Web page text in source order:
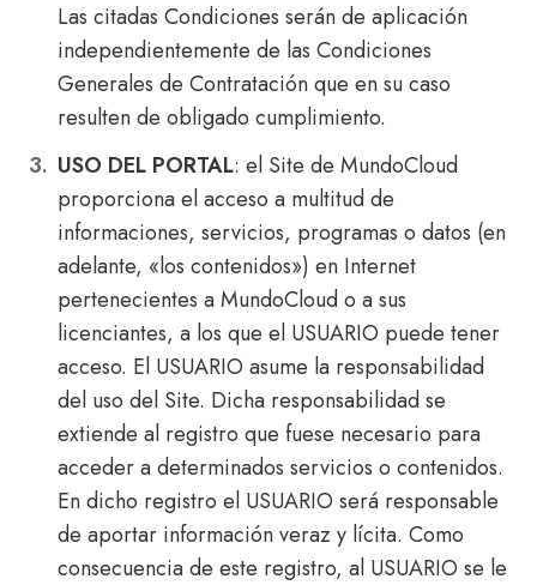
Las citadas Condiciones serán de aplicación
independientemente de las Condiciones
Generales de Contratación que en su caso
resulten de obligado cumplimiento.
USO DEL PORTAL: el Site de MundoCloud
proporciona el acceso a multitud de
informaciones, servicios, programas o datos (en
adelante, «los contenidos») en Internet
pertenecientes a MundoCloud o a sus
licenciantes, a los que el USUARIO puede tener
acceso. El USUARIO asume la responsabilidad
del uso del Site. Dicha responsabilidad se
extiende al registro que fuese necesario para
acceder a determinados servicios o contenidos.
En dicho registro el USUARIO será responsable
de aportar información veraz y lícita. Como
consecuencia de este registro, al USUARIO se le